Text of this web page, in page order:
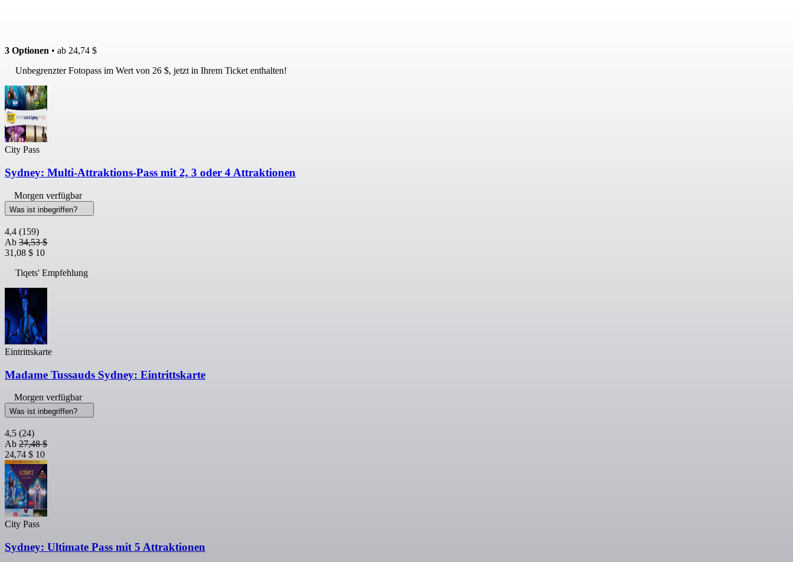
3 Optionen • ab 24,74 $
Unbegrenzter Fotopass im Wert von 26 $, jetzt in Ihrem Ticket enthalten!
City Pass
Sydney: Multi-Attraktions-Pass mit 2, 3 oder 4 Attraktionen
Morgen verfügbar
Was ist inbegriffen?
4,4 (159)
Ab 34,53 $
31,08 $ 10
Tiqets' Empfehlung
Eintrittskarte
Madame Tussauds Sydney: Eintrittskarte
Morgen verfügbar
Was ist inbegriffen?
4,5 (24)
Ab 27,48 $
24,74 $ 10
City Pass
Sydney: Ultimate Pass mit 5 Attraktionen